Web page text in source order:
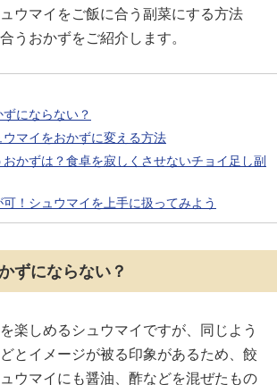
ウマイをご飯に合う副菜にする方法
うおかずをご紹介します。
にならない？
ウマイをおかずに変える方法
かずは？食卓を寂しくさせないチョイ足し副
！シュウマイを上手に扱ってみよう
ずにならない？
楽しめるシュウマイですが、同じよう
とイメージが被る印象があるため、餃
ウマイにも醤油、酢などを混ぜたもの